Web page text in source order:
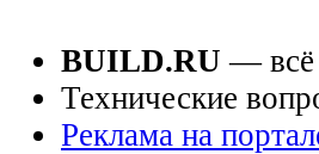
BUILD.RU — всё
Технические
Реклама на